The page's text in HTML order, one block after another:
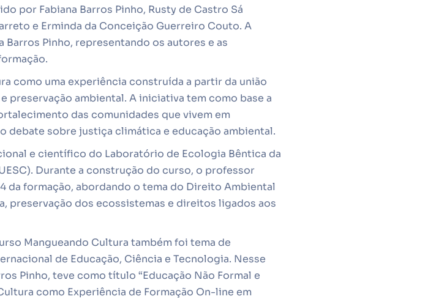
por Fabiana Barros Pinho, Rusty de Castro Sá
e Erminda da Conceição Guerreiro Couto. A
Pinho, representando os autores e as
como uma experiência construída a partir da união
preservação ambiental. A iniciativa tem como base a
das comunidades que vivem em
debate sobre justiça climática e educação ambiental.
e científico do Laboratório de Ecologia Bêntica da
Durante a construção do curso, o professor
da formação, abordando o tema do Direito Ambiental
preservação dos ecossistemas e direitos ligados aos
Mangueando Cultura também foi tema de
de Educação, Ciência e Tecnologia. Nesse
Pinho, teve como título “Educação Não Formal e
como Experiência de Formação On-line em